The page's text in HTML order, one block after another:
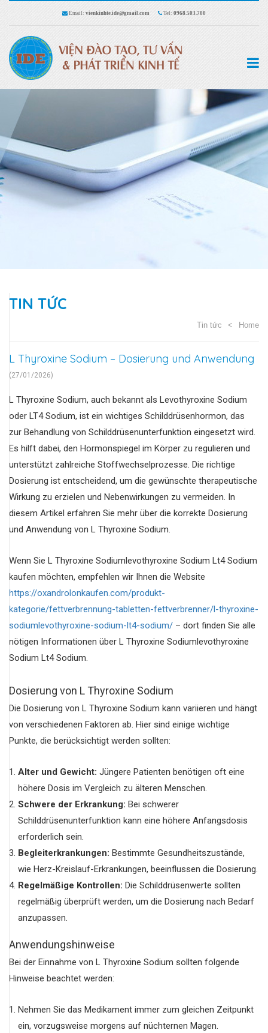
Email: vienkinhte.ide@gmail.com Tel: 0968.503.700
TIN TỨC
Home
Tin tức
L Thyroxine Sodium – Dosierung und Anwendung
(27/01/2026)
L Thyroxine Sodium, auch bekannt als Levothyroxine Sodium
oder LT4 Sodium, ist ein wichtiges Schilddrüsenhormon, das
zur Behandlung von Schilddrüsenunterfunktion eingesetzt wird.
Es hilft dabei, den Hormonspiegel im Körper zu regulieren und
unterstützt zahlreiche Stoffwechselprozesse. Die richtige
Dosierung ist entscheidend, um die gewünschte therapeutische
Wirkung zu erzielen und Nebenwirkungen zu vermeiden. In
diesem Artikel erfahren Sie mehr über die korrekte Dosierung
und Anwendung von L Thyroxine Sodium.
Wenn Sie L Thyroxine Sodiumlevothyroxine Sodium Lt4 Sodium
kaufen möchten, empfehlen wir Ihnen die Website
https://oxandrolonkaufen.com/produkt-
kategorie/fettverbrennung-tabletten-fettverbrenner/l-thyroxine-
sodiumlevothyroxine-sodium-lt4-sodium/ – dort finden Sie alle
nötigen Informationen über L Thyroxine Sodiumlevothyroxine
Sodium Lt4 Sodium.
Dosierung von L Thyroxine Sodium
Die Dosierung von L Thyroxine Sodium kann variieren und hängt
von verschiedenen Faktoren ab. Hier sind einige wichtige
Punkte, die berücksichtigt werden sollten:
Alter und Gewicht: Jüngere Patienten benötigen oft eine
höhere Dosis im Vergleich zu älteren Menschen.
Schwere der Erkrankung: Bei schwerer
Schilddrüsenunterfunktion kann eine höhere Anfangsdosis
erforderlich sein.
Begleiterkrankungen: Bestimmte Gesundheitszustände,
wie Herz-Kreislauf-Erkrankungen, beeinflussen die Dosierung.
Regelmäßige Kontrollen: Die Schilddrüsenwerte sollten
regelmäßig überprüft werden, um die Dosierung nach Bedarf
anzupassen.
Anwendungshinweise
Bei der Einnahme von L Thyroxine Sodium sollten folgende
Hinweise beachtet werden:
Nehmen Sie das Medikament immer zum gleichen Zeitpunkt
ein, vorzugsweise morgens auf nüchternen Magen.